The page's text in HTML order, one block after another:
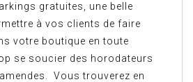
gratuites, une belle
à vos clients de faire
votre boutique en toute
se soucier des horodateurs
Vous trouverez en